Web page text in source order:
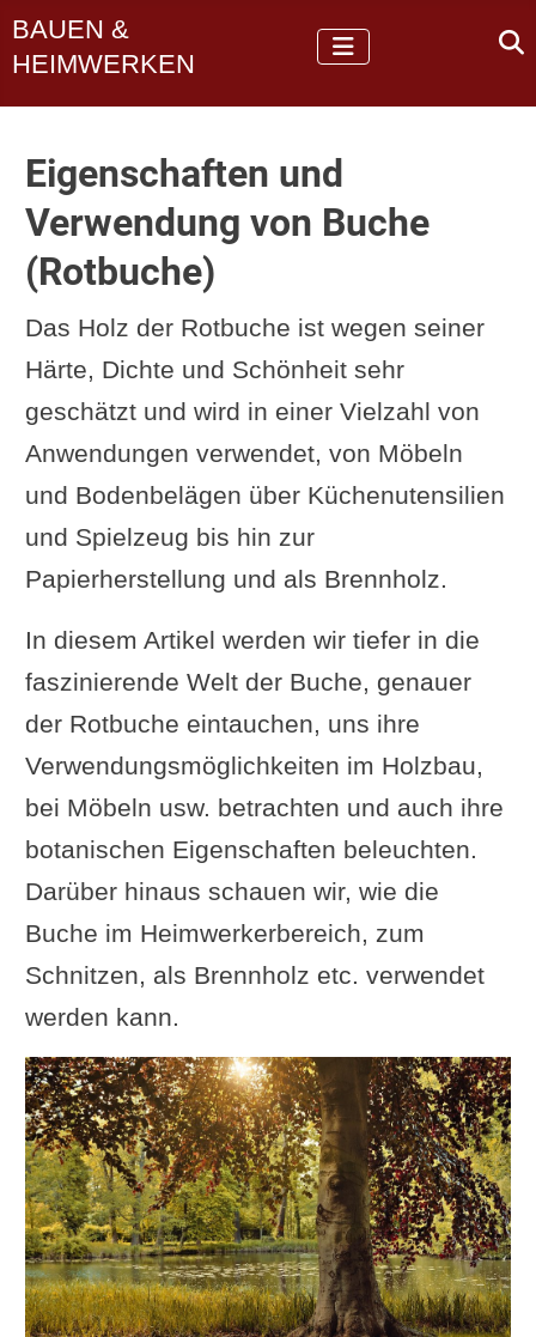
BAUEN &
HEIMWERKEN
Eigenschaften und
Verwendung von Buche
(Rotbuche)
Das Holz der Rotbuche ist wegen seiner
Härte, Dichte und Schönheit sehr
geschätzt und wird in einer Vielzahl von
Anwendungen verwendet, von Möbeln
und Bodenbelägen über Küchenutensilien
und Spielzeug bis hin zur
Papierherstellung und als Brennholz.
In diesem Artikel werden wir tiefer in die
faszinierende Welt der Buche, genauer
der Rotbuche eintauchen, uns ihre
Verwendungsmöglichkeiten im Holzbau,
bei Möbeln usw. betrachten und auch ihre
botanischen Eigenschaften beleuchten.
Darüber hinaus schauen wir, wie die
Buche im Heimwerkerbereich, zum
Schnitzen, als Brennholz etc. verwendet
werden kann.